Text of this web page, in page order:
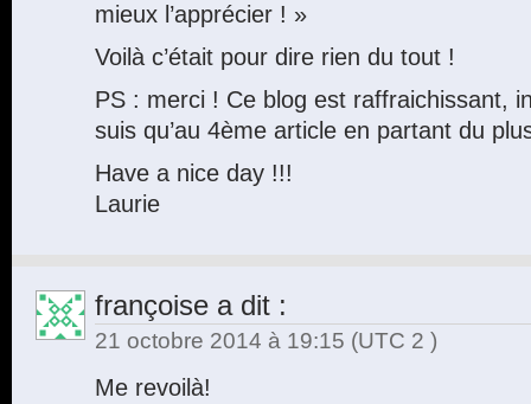
mieux l’apprécier ! »
Voilà c’était pour dire rien du tout !
PS : merci ! Ce blog est raffraichissant,
suis qu’au 4ème article en partant du
Have a nice day !!!
Laurie
françoise a dit :
21 octobre 2014 à 19:15 (UTC 2 )
Me revoilà!